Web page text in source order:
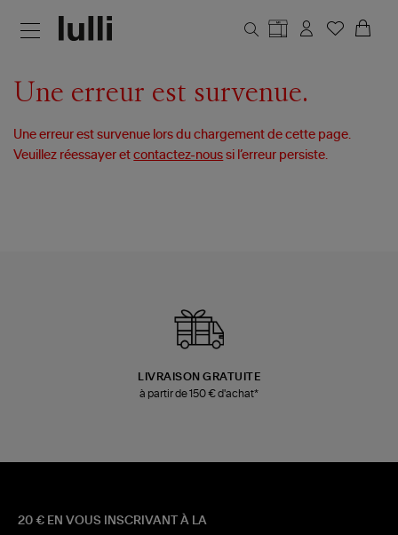
Une erreur est survenue.
Une erreur est survenue lors du chargement de cette page.
Veuillez réessayer etcontactez-nous si l’erreur persiste.
LIVRAISON GRATUITE
à partir de 150 € d'achat*
20 € EN VOUS INSCRIVANT À LA